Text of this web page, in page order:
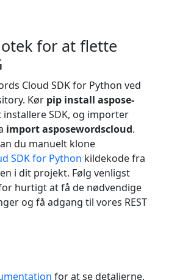
for at flette
Cloud SDK for Python ved
Kør pip install aspose-
SDK, og importer
import asposewordscloud.
du manuelt klone
SDK for Python kildekode fra
i dit projekt. Følg venligst
hurtigt at få de nødvendige
og få adgang til vores REST
for at se detaljerne.